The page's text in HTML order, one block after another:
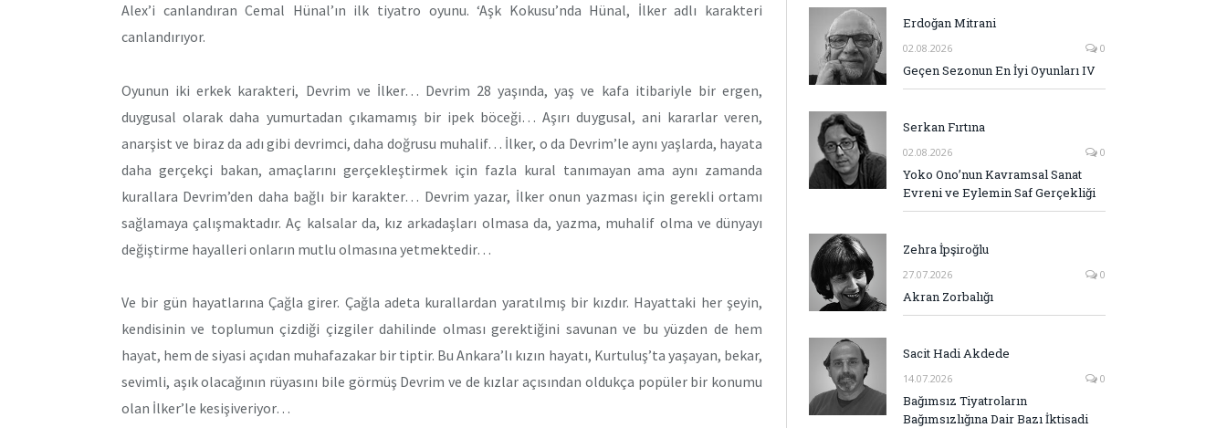
Alex’i canlandıran Cemal Hünal’ın ilk tiyatro oyunu. ‘Aşk Kokusu’nda Hünal, İlker adlı karakteri
canlandırıyor.
Oyunun iki erkek karakteri, Devrim ve İlker… Devrim 28 yaşında, yaş ve kafa itibariyle bir ergen,
duygusal olarak daha yumurtadan çıkamamış bir ipek böceği… Aşırı duygusal, ani kararlar veren,
anarşist ve biraz da adı gibi devrimci, daha doğrusu muhalif… İlker, o da Devrim’le aynı yaşlarda, hayata
daha gerçekçi bakan, amaçlarını gerçekleştirmek için fazla kural tanımayan ama aynı zamanda
kurallara Devrim’den daha bağlı bir karakter… Devrim yazar, İlker onun yazması için gerekli ortamı
sağlamaya çalışmaktadır. Aç kalsalar da, kız arkadaşları olmasa da, yazma, muhalif olma ve dünyayı
değiştirme hayalleri onların mutlu olmasına yetmektedir…
Ve bir gün hayatlarına Çağla girer. Çağla adeta kurallardan yaratılmış bir kızdır. Hayattaki her şeyin,
kendisinin ve toplumun çizdiği çizgiler dahilinde olması gerektiğini savunan ve bu yüzden de hem
hayat, hem de siyasi açıdan muhafazakar bir tiptir. Bu Ankara’lı kızın hayatı, Kurtuluş’ta yaşayan, bekar,
sevimli, aşık olacağının rüyasını bile görmüş Devrim ve de kızlar açısından oldukça popüler bir konumu
olan İlker’le kesişiveriyor…
Erdoğan Mitrani
02.08.2026 0
Geçen Sezonun En İyi Oyunları IV
Serkan Fırtına
02.08.2026 0
Yoko Ono’nun Kavramsal Sanat
Evreni ve Eylemin Saf Gerçekliği
Zehra İpşiroğlu
27.07.2026 0
Akran Zorbalığı
Sacit Hadi Akdede
14.07.2026 0
Bağımsız Tiyatroların
Bağımsızlığına Dair Bazı İktisadi